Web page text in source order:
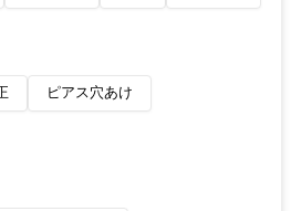
ピアス穴あけ